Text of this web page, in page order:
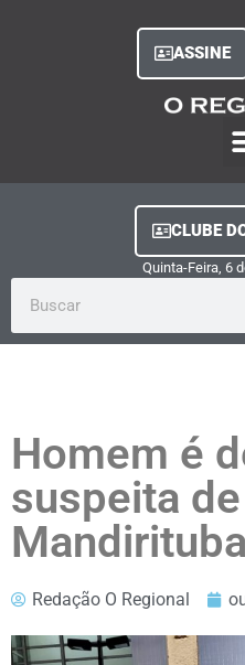
ASSINE
CLUBE
Quinta-Feira, 6
Homem é
suspeita
Mandirituba
Redação O Regional